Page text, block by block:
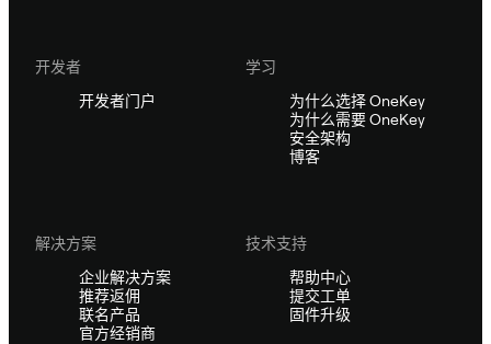
开发者
开发者门户
学习
为什么选择 OneKey
为什么需要 OneKey
安全架构
博客
解决方案
企业解决方案
推荐返佣
联名产品
官方经销商
技术支持
帮助中心
提交工单
固件升级